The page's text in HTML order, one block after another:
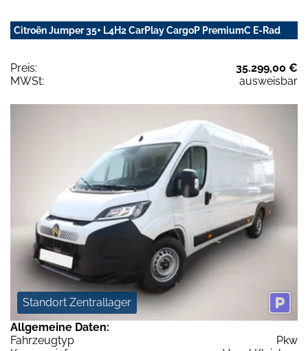
Citroën Jumper 35+ L4H2 CarPlay CargoP PremiumC E-Rad
Preis:
35.299,00 €
MWSt:
ausweisbar
Standort Zentrallager
Allgemeine Daten:
Fahrzeugtyp
Pkw